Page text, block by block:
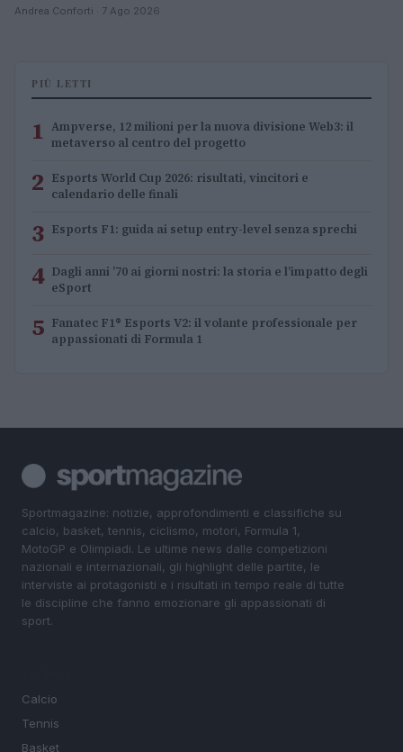
Andrea Conforti · 7 Ago 2026
PIÙ LETTI
1 Ampverse, 12 milioni per la nuova divisione Web3: il
metaverso al centro del progetto
2 Esports World Cup 2026: risultati, vincitori e
calendario delle finali
3 Esports F1: guida ai setup entry-level senza sprechi
4 Dagli anni ’70 ai giorni nostri: la storia e l’impatto degli
eSport
5 Fanatec F1® Esports V2: il volante professionale per
appassionati di Formula 1
Sportmagazine: notizie, approfondimenti e classifiche su
calcio, basket, tennis, ciclismo, motori, Formula 1,
MotoGP e Olimpiadi. Le ultime news dalle competizioni
nazionali e internazionali, gli highlight delle partite, le
interviste ai protagonisti e i risultati in tempo reale di tutte
le discipline che fanno emozionare gli appassionati di
sport.
Calcio
Tennis
Basket